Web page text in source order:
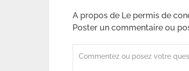
A propos de Le permis de
Poster un commentaire ou